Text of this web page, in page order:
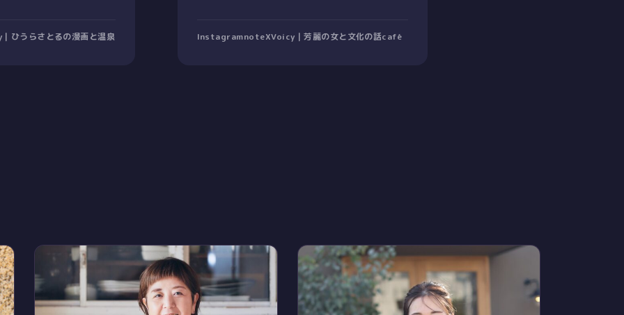
ひうらさとるの漫画と温泉 InstagramnoteXVoicy｜芳麗の女と文化の話café